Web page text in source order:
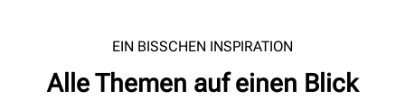
EIN BISSCHEN INSPIRATION
Alle Themen auf einen Blick